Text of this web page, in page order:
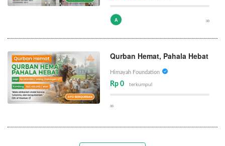
A ∞
Qurban Hemat, Pahala Hebat
Himayah Foundation
Rp 0 terkumpul
∞